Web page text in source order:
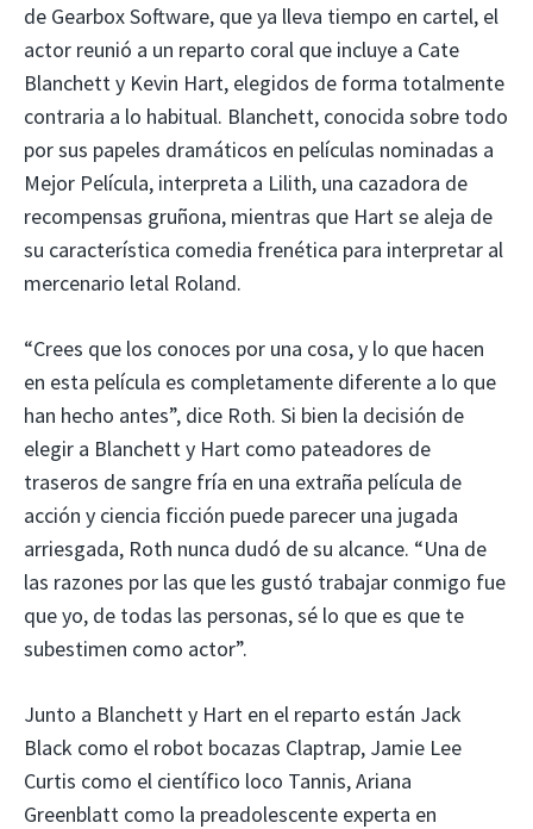
de Gearbox Software, que ya lleva tiempo en cartel, el
actor reunió a un reparto coral que incluye a Cate
Blanchett y Kevin Hart, elegidos de forma totalmente
contraria a lo habitual. Blanchett, conocida sobre todo
por sus papeles dramáticos en películas nominadas a
Mejor Película, interpreta a Lilith, una cazadora de
recompensas gruñona, mientras que Hart se aleja de
su característica comedia frenética para interpretar al
mercenario letal Roland.
“Crees que los conoces por una cosa, y lo que hacen
en esta película es completamente diferente a lo que
han hecho antes”, dice Roth. Si bien la decisión de
elegir a Blanchett y Hart como pateadores de
traseros de sangre fría en una extraña película de
acción y ciencia ficción puede parecer una jugada
arriesgada, Roth nunca dudó de su alcance. “Una de
las razones por las que les gustó trabajar conmigo fue
que yo, de todas las personas, sé lo que es que te
subestimen como actor”.
Junto a Blanchett y Hart en el reparto están Jack
Black como el robot bocazas Claptrap, Jamie Lee
Curtis como el científico loco Tannis, Ariana
Greenblatt como la preadolescente experta en